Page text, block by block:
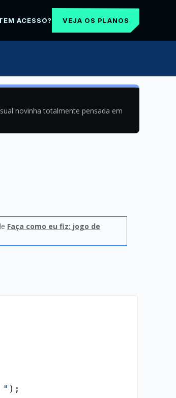
ACESSO? VEJA OS PLANOS
novinha totalmente pensada em
Faça como eu fiz: jogo de
" );